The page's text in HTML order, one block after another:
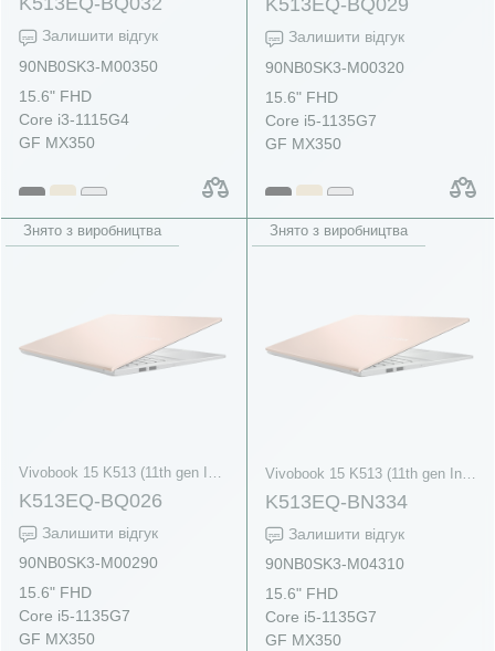
Залишити відгук
90NB0SK3-M00350
15.6" FHD
Core i3-1115G4
GF MX350
K513EQ-BQ029
Залишити відгук
90NB0SK3-M00320
15.6" FHD
Core i5-1135G7
GF MX350
Знято з виробництва
K513EQ-BQ026
Залишити відгук
90NB0SK3-M00290
15.6" FHD
Core i5-1135G7
GF MX350
Знято з виробництва
K513EQ-BN334
Залишити відгук
90NB0SK3-M04310
15.6" FHD
Core i5-1135G7
GF MX350